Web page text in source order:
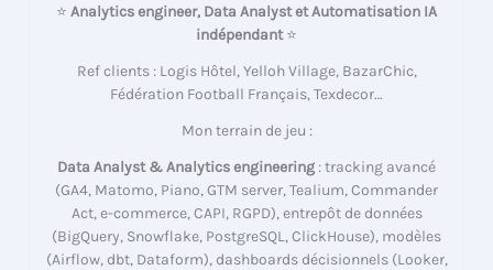
⭐ Analytics engineer, Data Analyst et Automatisation IA
indépendant⭐
Ref clients : Logis Hôtel, Yelloh Village, BazarChic,
Fédération Football Français, Texdecor…
Mon terrain de jeu :
Data Analyst & Analytics engineering : tracking avancé
(GA4, Matomo, Piano, GTM server, Tealium, Commander
Act, e-commerce, CAPI, RGPD), entrepôt de données
(BigQuery, Snowflake, PostgreSQL, ClickHouse), modèles
(Airflow, dbt, Dataform), dashboards décisionnels (Looker,